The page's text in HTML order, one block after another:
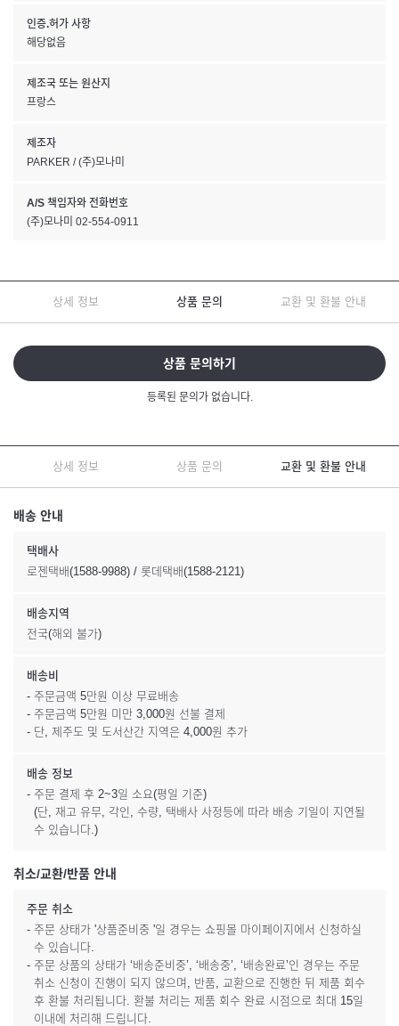
인증.허가 사항
해당없음
제조국 또는 원산지
프랑스
제조자
PARKER / (주)모나미
A/S 책임자와 전화번호
(주)모나미 02-554-0911
상세 정보 상품 문의 교환 및 환불 안내
상품 문의하기
등록된 문의가 없습니다.
상세 정보 상품 문의 교환 및 환불 안내
배송 안내
택배사
로젠택배(1588-9988) / 롯데택배(1588-2121)
배송지역
전국(해외 불가)
배송비
- 주문금액 5만원 이상 무료배송
- 주문금액 5만원 미만 3,000원 선불 결제
- 단, 제주도 및 도서산간 지역은 4,000원 추가
배송 정보
- 주문 결제 후 2~3일 소요(평일 기준)
(단, 재고 유무, 각인, 수량, 택배사 사정등에 따라 배송 기일이 지연될
수 있습니다.)
취소/교환/반품 안내
주문 취소
- 주문 상태가 '상품준비중 '일 경우는 쇼핑몰 마이페이지에서 신청하실
수 있습니다.
- 주문 상품의 상태가 ‘배송준비중’, ‘배송중’, ‘배송완료’인 경우는 주문
취소 신청이 진행이 되지 않으며, 반품, 교환으로 진행한 뒤 제품 회수
후 환불 처리됩니다. 환불 처리는 제품 회수 완료 시점으로 최대 15일
이내에 처리해 드립니다.